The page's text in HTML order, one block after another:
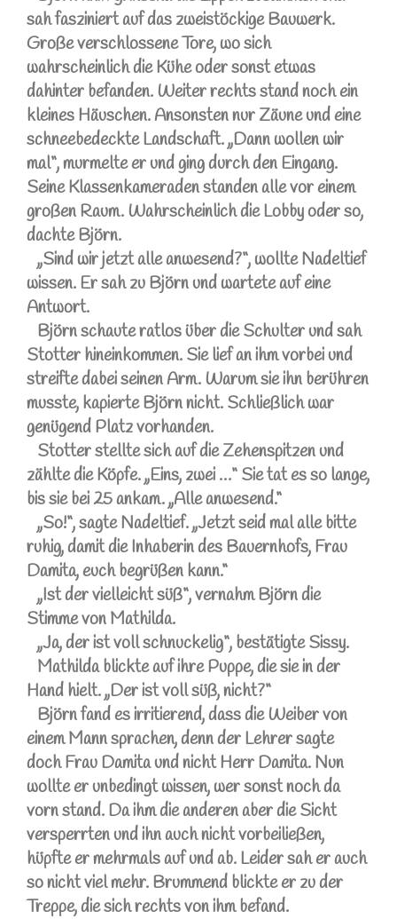
sah fasziniert auf das zweistöckige Bauwerk.
Große verschlossene Tore, wo sich
wahrscheinlich die Kühe oder sonst etwas
dahinter befanden. Weiter rechts stand noch ein
kleines Häuschen. Ansonsten nur Zäune und eine
schneebedeckte Landschaft. „Dann wollen wir
mal“, murmelte er und ging durch den Eingang.
Seine Klassenkameraden standen alle vor einem
großen Raum. Wahrscheinlich die Lobby oder so,
dachte Björn.
„Sind wir jetzt alle anwesend?“, wollte Nadeltief
wissen. Er sah zu Björn und wartete auf eine
Antwort.
Björn schaute ratlos über die Schulter und sah
Stotter hineinkommen. Sie lief an ihm vorbei und
streifte dabei seinen Arm. Warum sie ihn berühren
musste, kapierte Björn nicht. Schließlich war
genügend Platz vorhanden.
Stotter stellte sich auf die Zehenspitzen und
zählte die Köpfe. „Eins, zwei …“ Sie tat es so lange,
bis sie bei 25 ankam. „Alle anwesend.“
„So!“, sagte Nadeltief. „Jetzt seid mal alle bitte
ruhig, damit die Inhaberin des Bauernhofs, Frau
Damita, euch begrüßen kann.“
„Ist der vielleicht süß“, vernahm Björn die
Stimme von Mathilda.
„Ja, der ist voll schnuckelig“, bestätigte Sissy.
Mathilda blickte auf ihre Puppe, die sie in der
Hand hielt. „Der ist voll süß, nicht?“
Björn fand es irritierend, dass die Weiber von
einem Mann sprachen, denn der Lehrer sagte
doch Frau Damita und nicht Herr Damita. Nun
wollte er unbedingt wissen, wer sonst noch da
vorn stand. Da ihm die anderen aber die Sicht
versperrten und ihn auch nicht vorbeiließen,
hüpfte er mehrmals auf und ab. Leider sah er auch
so nicht viel mehr. Brummend blickte er zu der
Treppe, die sich rechts von ihm befand.